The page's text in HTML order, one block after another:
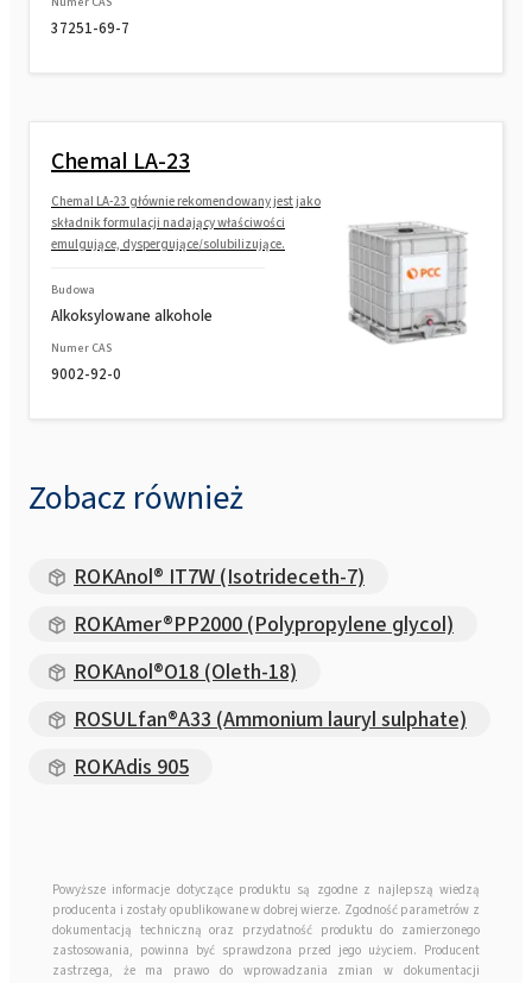
37251-69-7
Chemal LA-23
Chemal LA-23 głównie rekomendowany jest jako
składnik formulacji nadający właściwości
emulgujące, dyspergujące/solubilizujące.
Budowa
Alkoksylowane alkohole
Numer CAS
9002-92-0
Zobacz również
ROKAnol® IT7W (Isotrideceth-7)
ROKAmer®PP2000 (Polypropylene glycol)
ROKAnol®O18 (Oleth-18)
ROSULfan®A33 (Ammonium lauryl sulphate)
ROKAdis 905
Powyższe informacje dotyczące produktu są zgodne z najlepszą wiedzą
producenta i zostały opublikowane w dobrej wierze. Zgodność parametrów z
dokumentacją techniczną oraz przydatność produktu do zamierzonego
zastosowania, powinna być sprawdzona przed jego użyciem. Producent
zastrzega, że ma prawo do wprowadzania zmian w dokumentacji